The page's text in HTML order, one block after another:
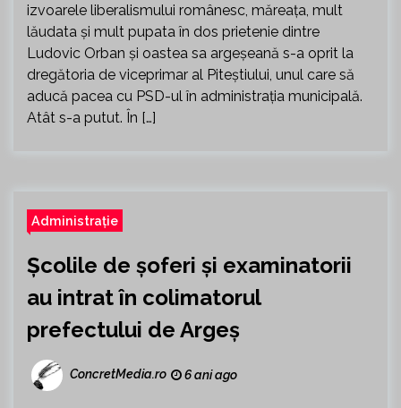
izvoarele liberalismului românesc, măreața, mult
lăudata și mult pupata în dos prietenie dintre
Ludovic Orban și oastea sa argeșeană s-a oprit la
dregătoria de viceprimar al Piteștiului, unul care să
aducă pacea cu PSD-ul în administrația municipală.
Atât s-a putut. În […]
Administrație
Școlile de șoferi și examinatorii
au intrat în colimatorul
prefectului de Argeș
ConcretMedia.ro 6 ani ago